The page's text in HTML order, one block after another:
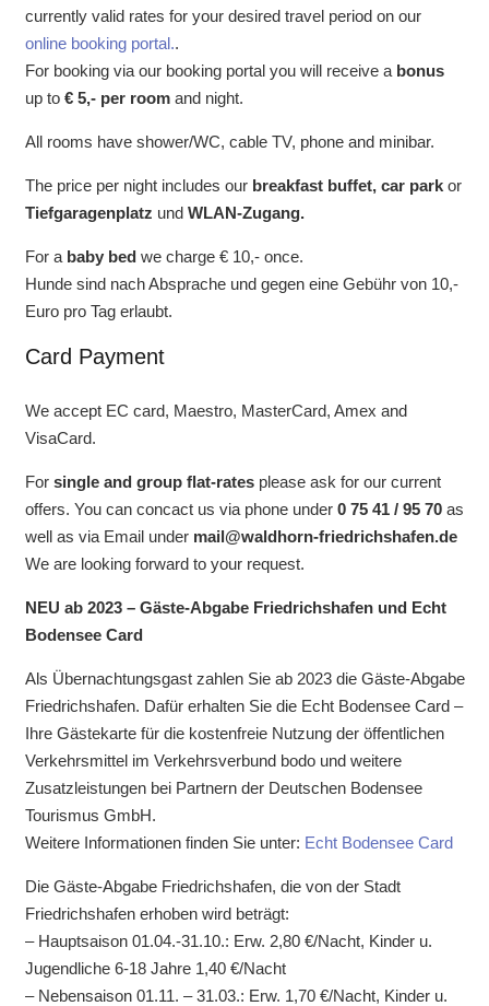
currently valid rates for your desired travel period on our
online booking portal..
For booking via our booking portal you will receive a bonus
up to € 5,- per roomand night.
All rooms have shower/WC, cable TV, phone and minibar.
The price per night includes our breakfast buffet, car parkor
Tiefgaragenplatz undWLAN-Zugang.
For a baby bedwe charge € 10,- once.
Hunde sind nach Absprache und gegen eine Gebühr von 10,-
Euro pro Tag erlaubt.
Card Payment
We accept EC card, Maestro, MasterCard, Amex and
VisaCard.
For single and group flat-ratesplease ask for our current
offers. You can concact us via phone under 0 75 41 / 95 70as
well as via Email under mail@waldhorn-friedrichshafen.de
We are looking forward to your request.
NEU ab 2023 – Gäste-Abgabe Friedrichshafen und Echt
Bodensee Card
Als Übernachtungsgast zahlen Sie ab 2023 die Gäste-Abgabe
Friedrichshafen. Dafür erhalten Sie die Echt Bodensee Card –
Ihre Gästekarte für die kostenfreie Nutzung der öffentlichen
Verkehrsmittel im Verkehrsverbund bodo und weitere
Zusatzleistungen bei Partnern der Deutschen Bodensee
Tourismus GmbH.
Weitere Informationen finden Sie unter: Echt Bodensee Card
Die Gäste-Abgabe Friedrichshafen, die von der Stadt
Friedrichshafen erhoben wird beträgt:
– Hauptsaison 01.04.-31.10.: Erw. 2,80 €/Nacht, Kinder u.
Jugendliche 6-18 Jahre 1,40 €/Nacht
– Nebensaison 01.11. – 31.03.: Erw. 1,70 €/Nacht, Kinder u.